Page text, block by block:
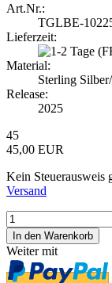
Art.Nr.:
TGLBE-
Lieferzeit:
Material:
Sterling
Release:
2025
45
45,00 EUR
Kein Steuerausweis
Versand
Weiter mit